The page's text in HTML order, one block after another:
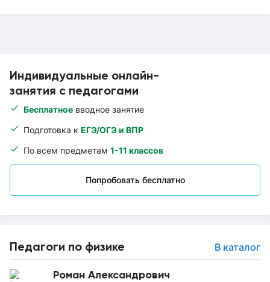
Индивидуальные онлайн-
занятия с педагогами
Бесплатное вводное занятие
Подготовка к ЕГЭ/ОГЭ и ВПР
По всем предметам 1-11 классов
Попробовать бесплатно
Педагоги по физике В каталог
Роман Александрович